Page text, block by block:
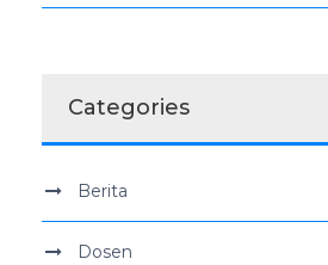
Categories
Berita
Dosen